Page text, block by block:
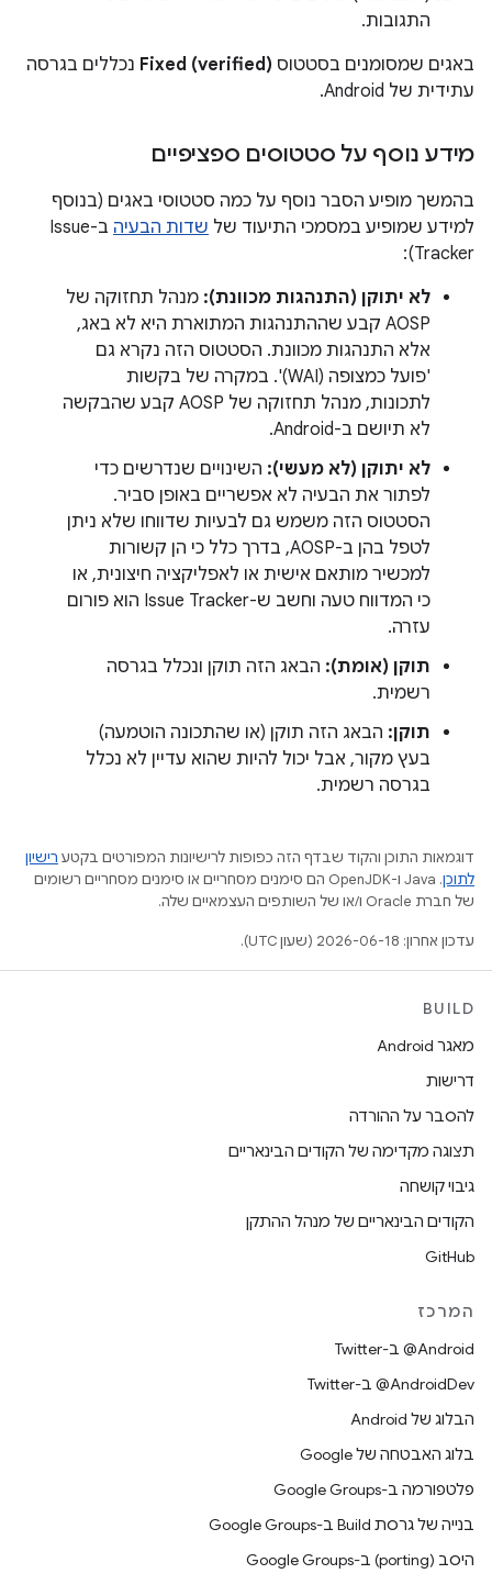
התגובות.
באגים שמסומנים בסטטוס Fixed (verified) נכללים בגרסה
עתידית של Android.
מידע נוסף על סטטוסים ספציפיים
בהמשך מופיע הסבר נוסף על כמה סטטוסי באגים (בנוסף
למידע שמופיע במסמכי התיעוד של שדות הבעיה
ב-Issue
Tracker):
לא יתוקן (התנהגות מכוונת): מנהל תחזוקה של
AOSP קבע שההתנהגות המתוארת היא לא באג,
אלא התנהגות מכוונת. הסטטוס הזה נקרא גם
'פועל כמצופה (WAI)'. במקרה של בקשות
לתכונות, מנהל תחזוקה של AOSP קבע שהבקשה
לא תיושם ב-Android.
לא יתוקן (לא מעשי): השינויים שנדרשים כדי
לפתור את הבעיה לא אפשריים באופן סביר.
הסטטוס הזה משמש גם לבעיות שדווחו שלא ניתן
לטפל בהן ב-AOSP, בדרך כלל כי הן קשורות
למכשיר מותאם אישית או לאפליקציה חיצונית, או
כי המדווח טעה וחשב ש-Issue Tracker הוא פורום
עזרה.
תוקן (אומת): הבאג הזה תוקן ונכלל בגרסה
רשמית.
תוקן: הבאג הזה תוקן (או שהתכונה הוטמעה)
בעץ מקור, אבל יכול להיות שהוא עדיין לא נכלל
בגרסה רשמית.
דוגמאות התוכן והקוד שבדף הזה כפופות לרישיונות המפורטים בקטע רישיון
לתוכן
.‏ Java ו-OpenJDK הם סימנים מסחריים או סימנים מסחריים רשומים
של חברת Oracle ו/או של השותפים העצמאיים שלה.
עדכון אחרון: 2026-06-18 (שעון UTC).
BUILD
מאגר Android
דרישות
להסבר על ההורדה
תצוגה מקדימה של הקודים הבינאריים
גיבוי קושחה
הקודים הבינאריים של מנהל ההתקן
GitHub
המרכז
‎@Android ב-Twitter
‎@AndroidDev ב-Twitter
הבלוג של Android
בלוג האבטחה של Google
פלטפורמה ב-Google Groups
בנייה של גרסת Build ב-Google Groups
היסב (porting) ב-Google Groups